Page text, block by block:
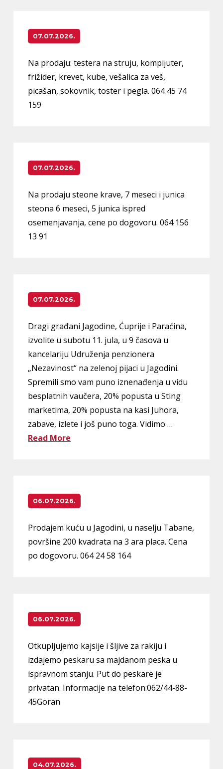
07.07.2026.
Na prodaju: testera na struju, kompijuter,
frižider, krevet, kube, vešalica za veš,
picašan, sokovnik, toster i pegla. 064 45 74
159
07.07.2026.
Na prodaju steone krave, 7 meseci i junica
steona 6 meseci, 5 junica ispred
osemenjavanja, cene po dogovoru. 064 156
13 91
07.07.2026.
Dragi građani Jagodine, Ćuprije i Paraćina,
izvolite u subotu 11. jula, u 9 časova u
kancelariju Udruženja penzionera
„Nezavinost“ na zelenoj pijaci u Jagodini.
Spremili smo vam puno iznenađenja u vidu
besplatnih vaučera, 20% popusta u Sting
marketima, 20% popusta na kasi Juhora,
zabave, izlete i još puno toga. Vidimo …
Read More
06.07.2026.
Prodajem kuću u Jagodini, u naselju Tabane,
površine 200 kvadrata na 3 ara placa. Cena
po dogovoru. 064 24 58 164
06.07.2026.
Otkupljujemo kajsije i šljive za rakiju i
izdajemo peskaru sa majdanom peska u
ispravnom stanju. Put do peskare je
privatan. Informacije na telefon:062/44-88-
45Goran
04.07.2026.